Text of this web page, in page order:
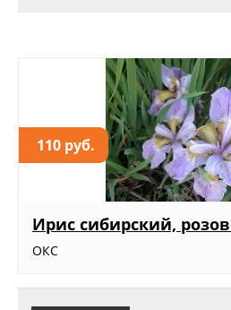
110 руб.
Ирис сибирский,
ОКС